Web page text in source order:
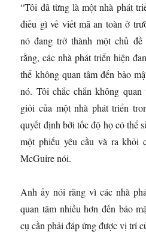
“Tôi đã từng là một nhà phát
điều gì về viết mã an toàn ở
nó đang trở thành một chủ
rằng, các nhà phát triển hiện
thể không quan tâm đến bảo
nó. Tôi chắc chắn không
giỏi của một nhà phát triển
quyết định bởi tốc độ họ có thể
một phiếu yêu cầu và ra khỏi
McGuire nói.
Anh ấy nói rằng vì các nhà
quan tâm nhiều hơn đến bảo
cụ cần phải đáp ứng được vị trí